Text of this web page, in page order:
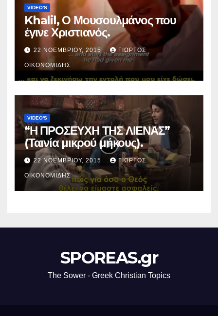
VIDEO'S
Khalil, Ο Μουσουλμάνος που
έγινε Χριστιανός.
22 ΝΟΕΜΒΡΊΟΥ, 2015 ΓΙΏΡΓΟΣ
ΟΙΚΟΝΟΜΊΔΗΣ
VIDEO'S
“Η ΠΡΟΣΕΥΧΗ ΤΗΣ ΛΙΕΝΑΣ”
(Ταινία μικρού μήκους).
22 ΝΟΕΜΒΡΊΟΥ, 2015 ΓΙΏΡΓΟΣ
ΟΙΚΟΝΟΜΊΔΗΣ
SPOREAS.gr
The Sower - Greek Christian Topics